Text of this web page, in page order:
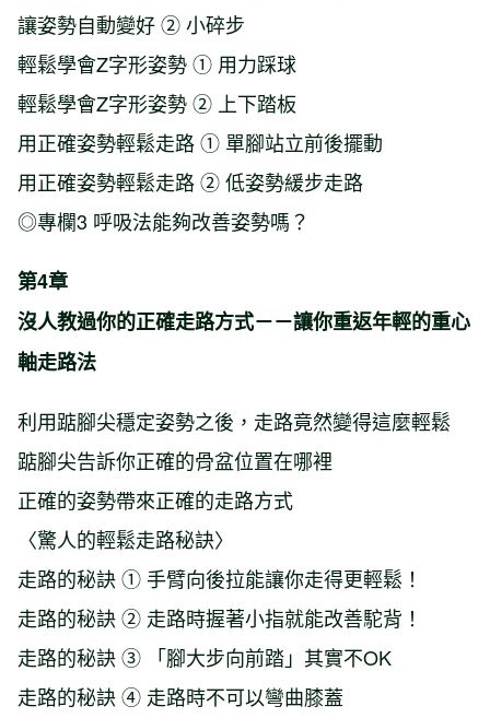
讓姿勢自動變好 ② 小碎步
輕鬆學會Z字形姿勢 ① 用力踩球
輕鬆學會Z字形姿勢 ② 上下踏板
用正確姿勢輕鬆走路 ① 單腳站立前後擺動
用正確姿勢輕鬆走路 ② 低姿勢緩步走路
◎專欄3 呼吸法能夠改善姿勢嗎？
第4章
沒人教過你的正確走路方式－－讓你重返年輕的重心
軸走路法
利用踮腳尖穩定姿勢之後，走路竟然變得這麼輕鬆
踮腳尖告訴你正確的骨盆位置在哪裡
正確的姿勢帶來正確的走路方式
〈驚人的輕鬆走路秘訣〉
走路的秘訣 ① 手臂向後拉能讓你走得更輕鬆！
走路的秘訣 ② 走路時握著小指就能改善駝背！
走路的秘訣 ③ 「腳大步向前踏」其實不OK
走路的秘訣 ④ 走路時不可以彎曲膝蓋